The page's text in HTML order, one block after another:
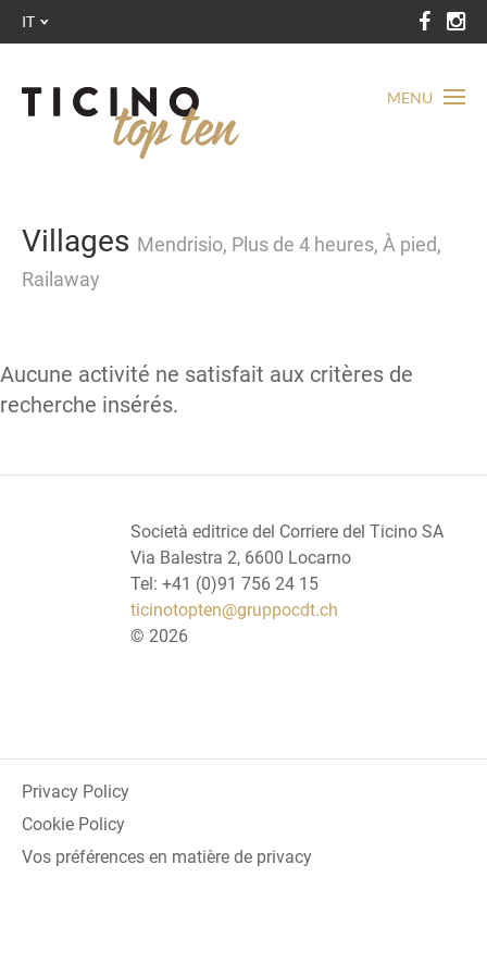
MENU
IT
Villages Mendrisio, Plus de 4 heures, À pied,
Railaway
Aucune activité ne satisfait aux critères de
recherche insérés.
Società editrice del Corriere del Ticino SA
Via Balestra 2, 6600 Locarno
Tel: +41 (0)91 756 24 15
ticinotopten@gruppocdt.ch
© 2026
Privacy Policy
Cookie Policy
Vos préférences en matière de privacy